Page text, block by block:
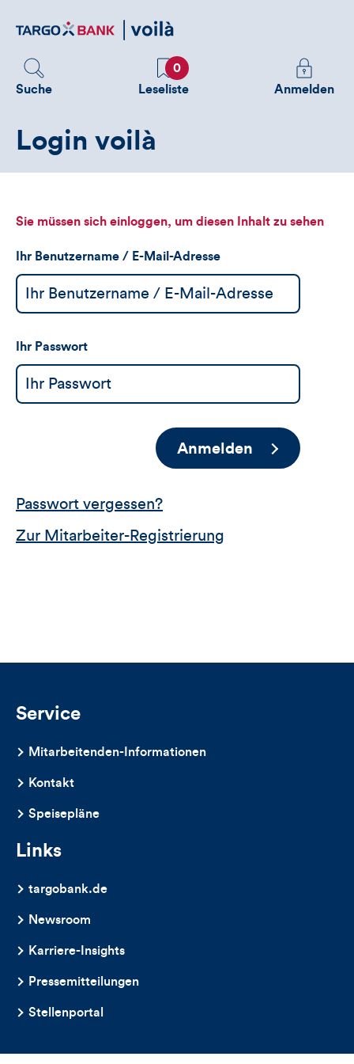
zum
Suche
Favoriten
0
Leseliste
Melden
Sie
sehen
Anmelden
Login voilà
Sie müssen sich einloggen, um diesen Inhalt zu sehen
Ihr Benutzername / E-Mail-Adresse
Ihr Passwort
Anmelden
Passwort vergessen?
Zur Mitarbeiter-Registrierung
Service
Mitarbeitenden-Informationen
Kontakt
Speisepläne
Links
targobank.de
Newsroom
Karriere-Insights
Pressemitteilungen
Stellenportal